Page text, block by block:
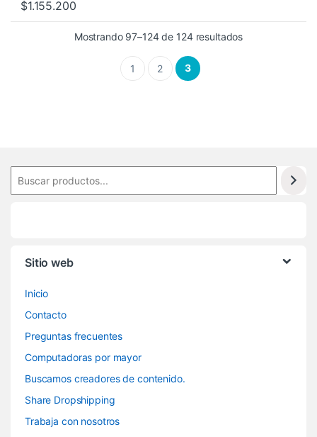
$1.155.200
Mostrando 97–124 de 124 resultados
1 2 3
Sitio web
Inicio
Contacto
Preguntas frecuentes
Computadoras por mayor
Buscamos creadores de contenido.
Share Dropshipping
Trabaja con nosotros